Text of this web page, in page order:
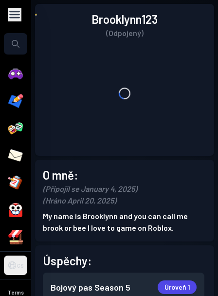
CS
Terms
Brooklynn123
(Odpojený)
O mně:
(Připojil se January 4, 2025)
(Hráno April 20, 2025)
My name is Brooklynn and you can call me
brook or bee I love to game on Roblox.
Úspěchy:
Bojový pas Season 5 Úroveň 1